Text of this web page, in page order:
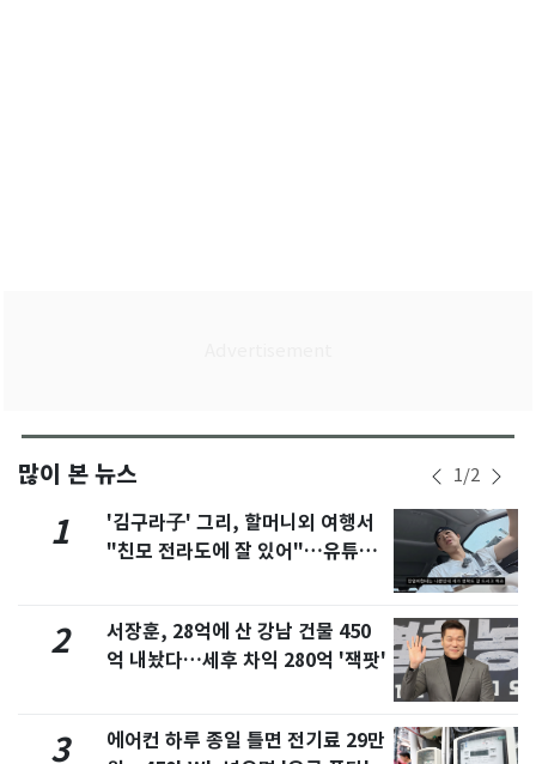
많이 본 뉴스 1/2
1
'김구라子' 그리, 할머니외 여행서
"친모 전라도에 잘 있어"…유튜브
2
서장훈, 28억에 산 강남 건물 450
억 내놨다…세후 차익 280억 '잭팟'
3
에어컨 하루 종일 틀면 전기료 29만